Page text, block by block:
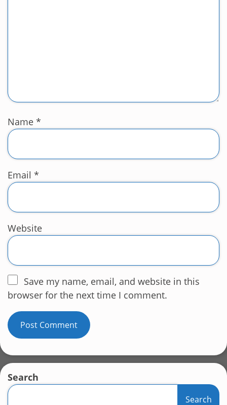
Name *
Email *
Website
Save my name, email, and website in this
browser for the next time I comment.
Search
Search